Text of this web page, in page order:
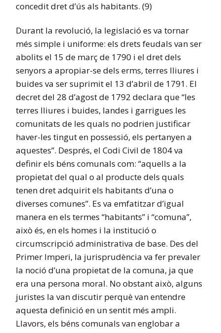
concedit dret d’ús als habitants. (9)
Durant la revolució, la legislació es va tornar
més simple i uniforme: els drets feudals van ser
abolits el 15 de març de 1790 i el dret dels
senyors a apropiar-se dels erms, terres lliures i
buides va ser suprimit el 13 d’abril de 1791. El
decret del 28 d’agost de 1792 declara que “les
terres lliures i buides, landes i garrigues les
comunitats de les quals no podrien justificar
haver-les tingut en possessió, els pertanyen a
aquestes”. Després, el Codi Civil de 1804 va
definir els béns comunals com: “aquells a la
propietat del qual o al producte dels quals
tenen dret adquirit els habitants d’una o
diverses comunes”. Es va emfatitzar d’igual
manera en els termes “habitants” i “comuna”,
això és, en els homes i la institució o
circumscripció administrativa de base. Des del
Primer Imperi, la jurisprudència va fer prevaler
la noció d’una propietat de la comuna, ja que
era una persona moral. No obstant això, alguns
juristes la van discutir perquè van entendre
aquesta definició en un sentit més ampli.
Llavors, els béns comunals van englobar a